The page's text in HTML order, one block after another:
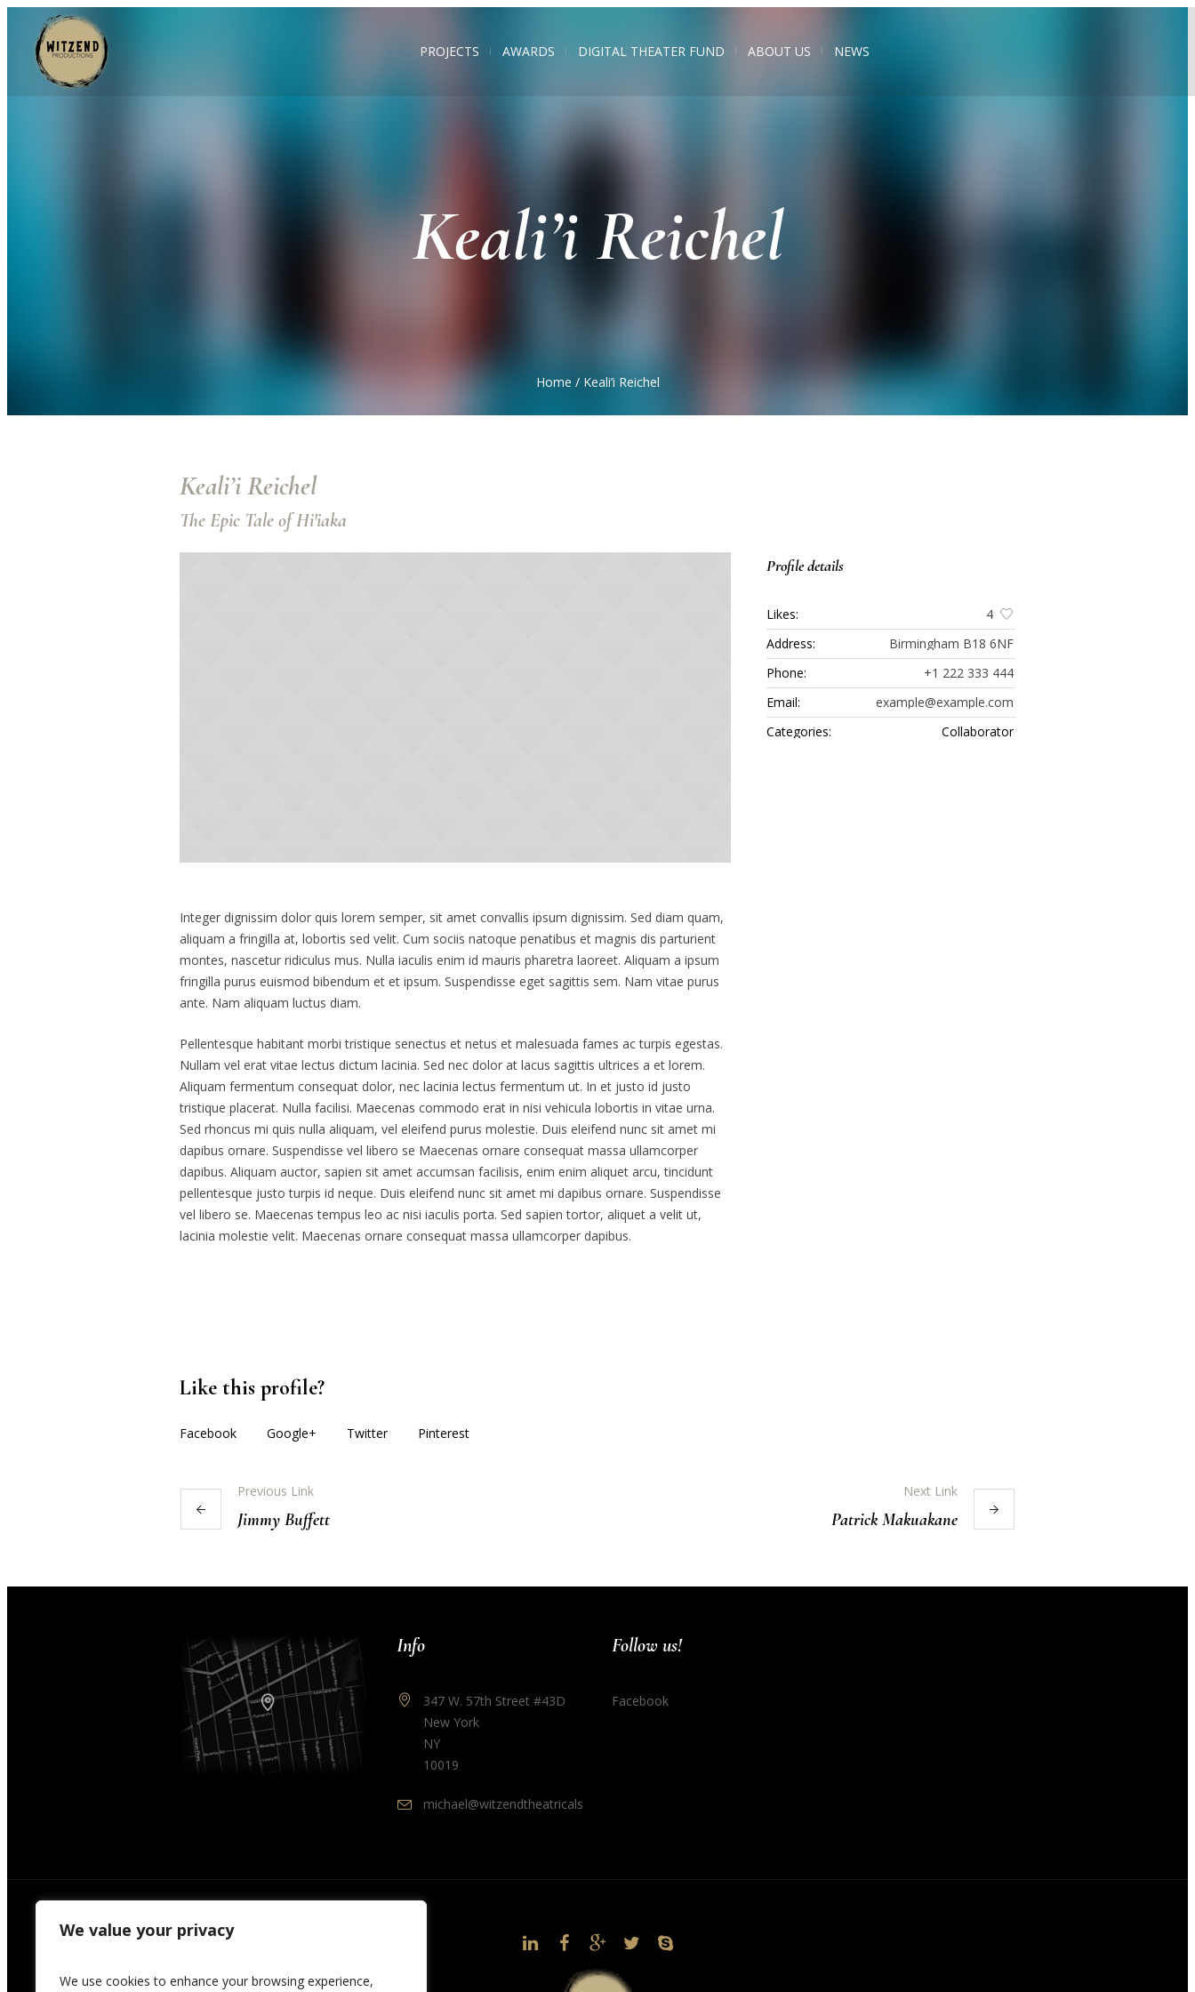
We value your privacy
We use cookies to enhance your browsing experience,
PROJECTS AWARDS DIGITAL THEATER FUND ABOUT US NEWS
Keali’i Reichel
Home / Keali’i Reichel
Keali’i Reichel
The Epic Tale of Hi'iaka
Integer dignissim dolor quis lorem semper, sit amet convallis ipsum dignissim. Sed diam quam,
aliquam a fringilla at, lobortis sed velit. Cum sociis natoque penatibus et magnis dis parturient
montes, nascetur ridiculus mus. Nulla iaculis enim id mauris pharetra laoreet. Aliquam a ipsum
fringilla purus euismod bibendum et et ipsum. Suspendisse eget sagittis sem. Nam vitae purus
ante. Nam aliquam luctus diam.
Pellentesque habitant morbi tristique senectus et netus et malesuada fames ac turpis egestas.
Nullam vel erat vitae lectus dictum lacinia. Sed nec dolor at lacus sagittis ultrices a et lorem.
Aliquam fermentum consequat dolor, nec lacinia lectus fermentum ut. In et justo id justo
tristique placerat. Nulla facilisi. Maecenas commodo erat in nisi vehicula lobortis in vitae urna.
Sed rhoncus mi quis nulla aliquam, vel eleifend purus molestie. Duis eleifend nunc sit amet mi
dapibus ornare. Suspendisse vel libero se Maecenas ornare consequat massa ullamcorper
dapibus. Aliquam auctor, sapien sit amet accumsan facilisis, enim enim aliquet arcu, tincidunt
pellentesque justo turpis id neque. Duis eleifend nunc sit amet mi dapibus ornare. Suspendisse
vel libero se. Maecenas tempus leo ac nisi iaculis porta. Sed sapien tortor, aliquet a velit ut,
lacinia molestie velit. Maecenas ornare consequat massa ullamcorper dapibus.
Profile details
Likes:
4
Address:
Birmingham B18 6NF
Phone:
+1 222 333 444
Email:
example@example.com
Categories:
Collaborator
Like this profile?
Facebook Google+ Twitter Pinterest
Previous Link
Jimmy Buffett
Next Link
Patrick Makuakane
Info
347 W. 57th Street #43D
New York
NY
10019
michael@witzendtheatricals.com
Follow us!
Facebook